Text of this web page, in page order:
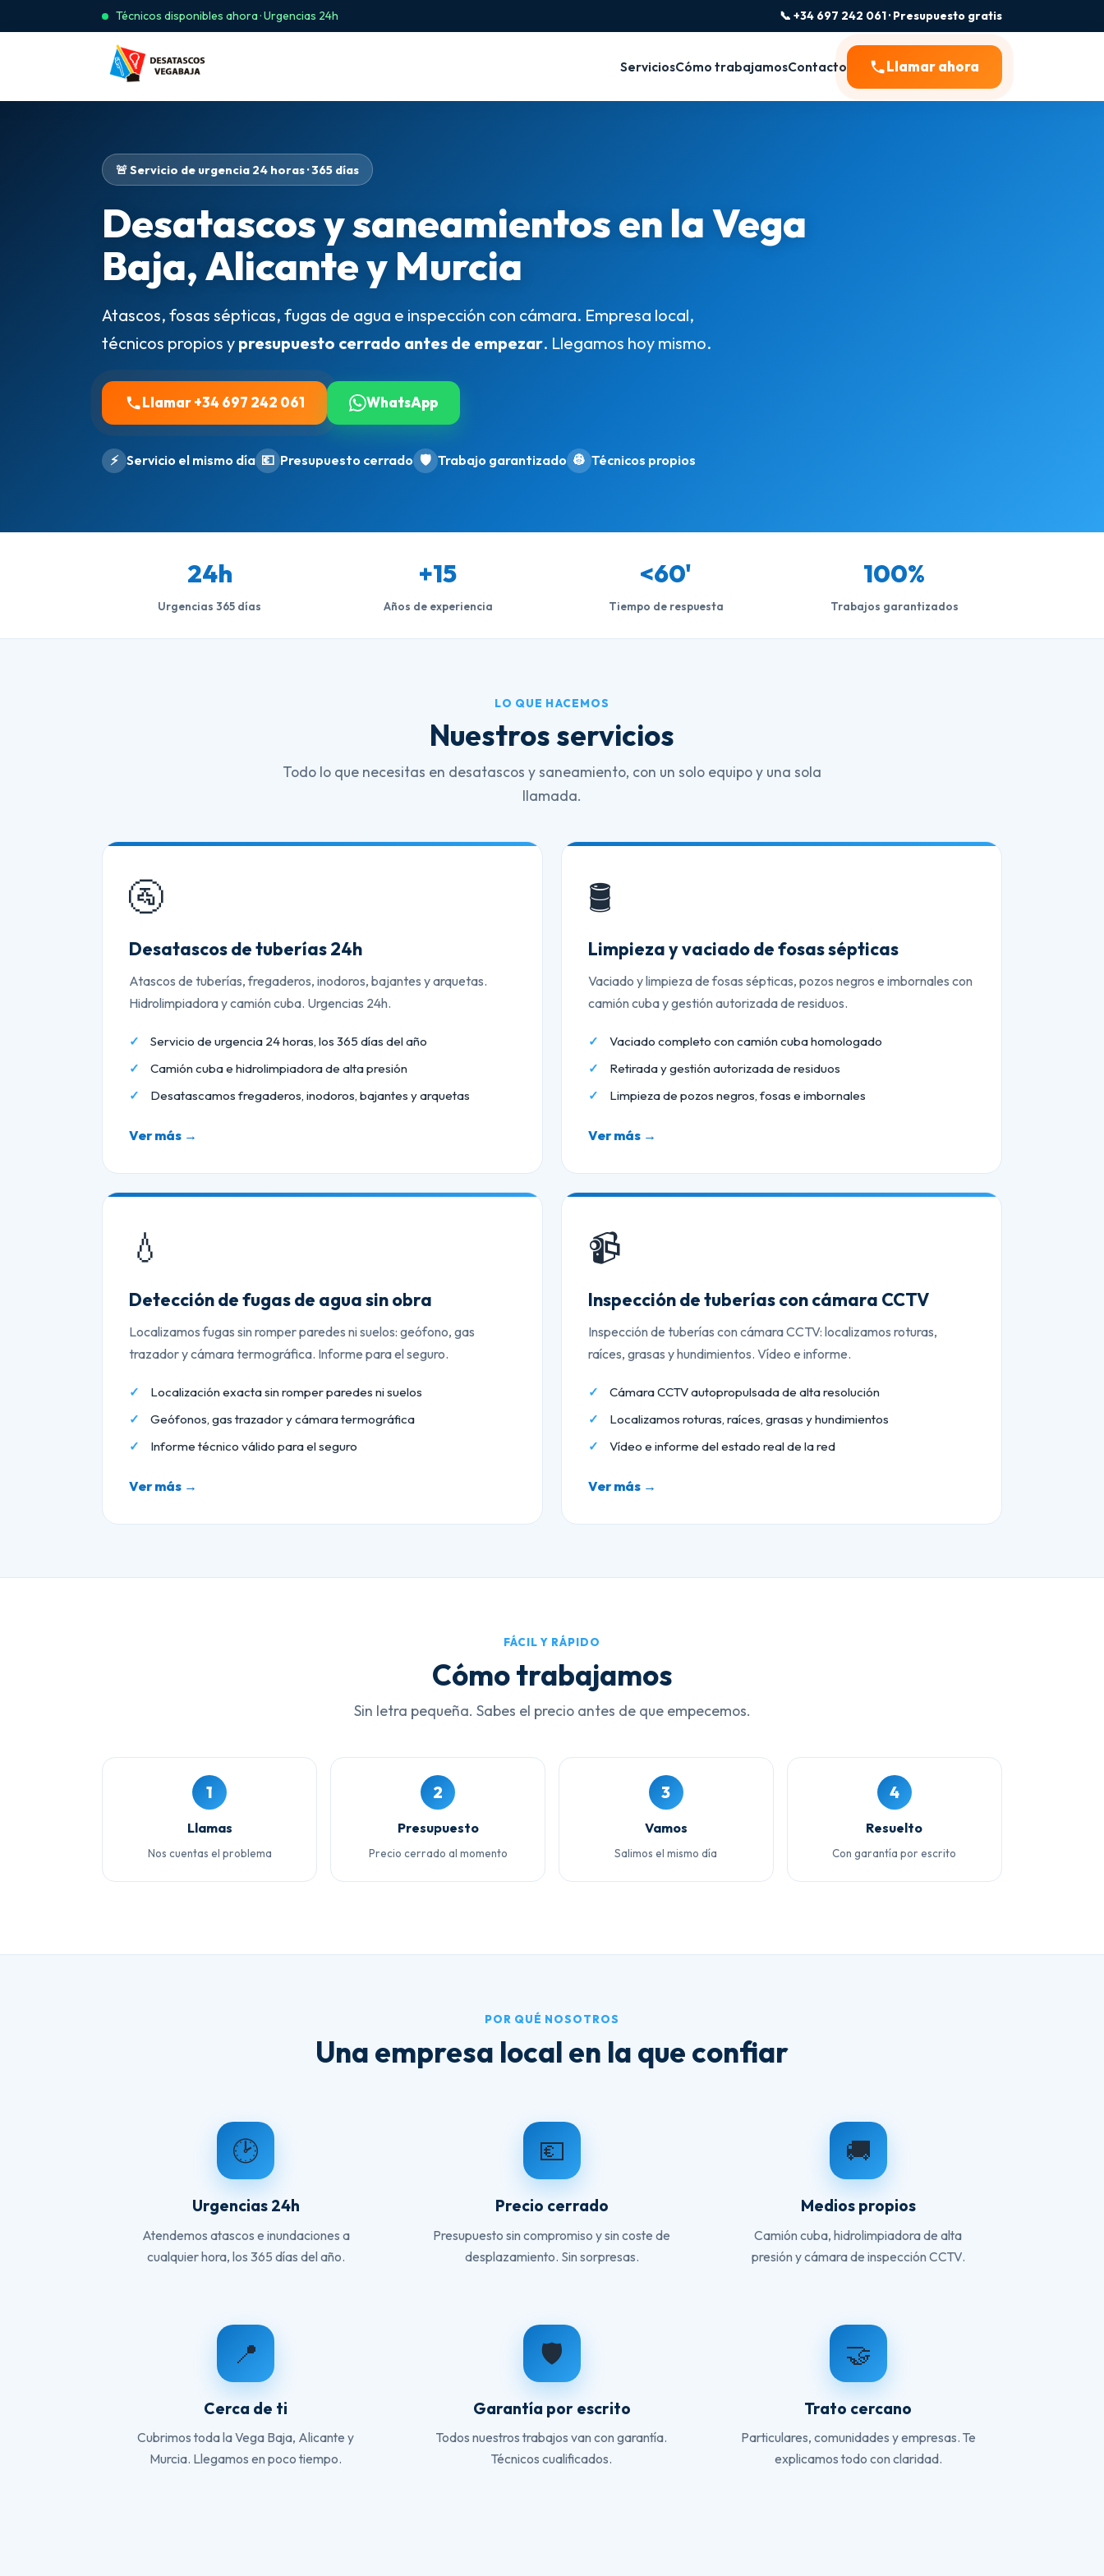
Técnicos disponibles ahora · Urgencias 24h 📞 +34 697 242 061 · Presupuesto gratis
ServiciosCómo trabajamosContacto Llamar ahora
🚨 Servicio de urgencia 24 horas · 365 días
Desatascos y saneamientos en la Vega
Baja, Alicante y Murcia
Atascos, fosas sépticas, fugas de agua e inspección con cámara. Empresa local,
técnicos propios y presupuesto cerrado antes de empezar. Llegamos hoy mismo.
Llamar +34 697 242 061 WhatsApp
⚡ Servicio el mismo día 💶 Presupuesto cerrado 🛡️ Trabajo garantizado 👷 Técnicos propios
24h
Urgencias 365 días
+15
Años de experiencia
<60'
Tiempo de respuesta
100%
Trabajos garantizados
LO QUE HACEMOS
Nuestros servicios
Todo lo que necesitas en desatascos y saneamiento, con un solo equipo y una sola
llamada.
🚰
Desatascos de tuberías 24h
Atascos de tuberías, fregaderos, inodoros, bajantes y arquetas.
Hidrolimpiadora y camión cuba. Urgencias 24h.
Servicio de urgencia 24 horas, los 365 días del año
Camión cuba e hidrolimpiadora de alta presión
Desatascamos fregaderos, inodoros, bajantes y arquetas
Ver más →
🛢️
Limpieza y vaciado de fosas sépticas
Vaciado y limpieza de fosas sépticas, pozos negros e imbornales con
camión cuba y gestión autorizada de residuos.
Vaciado completo con camión cuba homologado
Retirada y gestión autorizada de residuos
Limpieza de pozos negros, fosas e imbornales
Ver más →
💧
Detección de fugas de agua sin obra
Localizamos fugas sin romper paredes ni suelos: geófono, gas
trazador y cámara termográfica. Informe para el seguro.
Localización exacta sin romper paredes ni suelos
Geófonos, gas trazador y cámara termográfica
Informe técnico válido para el seguro
Ver más →
📹
Inspección de tuberías con cámara CCTV
Inspección de tuberías con cámara CCTV: localizamos roturas,
raíces, grasas y hundimientos. Vídeo e informe.
Cámara CCTV autopropulsada de alta resolución
Localizamos roturas, raíces, grasas y hundimientos
Vídeo e informe del estado real de la red
Ver más →
FÁCIL Y RÁPIDO
Cómo trabajamos
Sin letra pequeña. Sabes el precio antes de que empecemos.
1
Llamas
Nos cuentas el problema
2
Presupuesto
Precio cerrado al momento
3
Vamos
Salimos el mismo día
4
Resuelto
Con garantía por escrito
POR QUÉ NOSOTROS
Una empresa local en la que confiar
🕑
Urgencias 24h
Atendemos atascos e inundaciones a
cualquier hora, los 365 días del año.
💶
Precio cerrado
Presupuesto sin compromiso y sin coste de
desplazamiento. Sin sorpresas.
🚚
Medios propios
Camión cuba, hidrolimpiadora de alta
presión y cámara de inspección CCTV.
📍
Cerca de ti
Cubrimos toda la Vega Baja, Alicante y
Murcia. Llegamos en poco tiempo.
🛡️
Garantía por escrito
Todos nuestros trabajos van con garantía.
Técnicos cualificados.
🤝
Trato cercano
Particulares, comunidades y empresas. Te
explicamos todo con claridad.